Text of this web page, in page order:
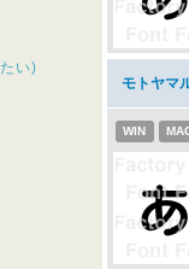
い)
モトヤマ
WIN